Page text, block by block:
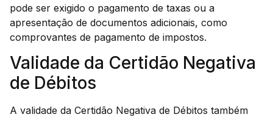
pode ser exigido o pagamento de taxas ou a
apresentação de documentos adicionais, como
comprovantes de pagamento de impostos.
Validade da Certidão Negativa
de Débitos
A validade da Certidão Negativa de Débitos também